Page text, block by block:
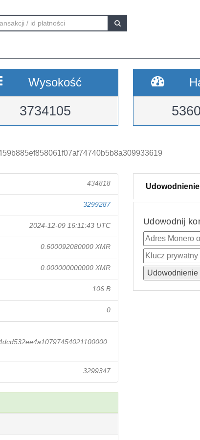
Wysokość
3734105
434818
3299287
2024-12-09 16:11:43 UTC
0.600092080000 XMR
0.000000000000 XMR
106 B
0
3299347
Udowodnij